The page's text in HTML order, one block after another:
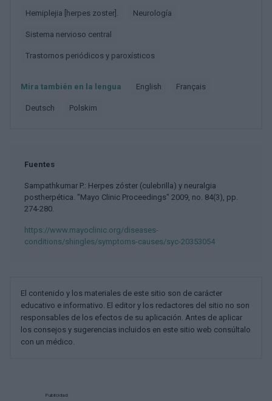
Hemiplejia [herpes zoster]. Neurología
Sistema nervioso central
Trastornos periódicos y paroxísticos
Mira también en la lengua english français
deutsch polskim
Fuentes
Sampathkumar P.: Herpes zóster (culebrilla) y neuralgia
postherpética. "Mayo Clinic Proceedings" 2009, no. 84(3), pp.
274-280.
https://www.mayoclinic.org/diseases-
conditions/shingles/symptoms-causes/syc-20353054
El contenido y los materiales de este sitio son de carácter
educativo e informativo. El editor y los redactores del sitio no son
responsables de los efectos de su aplicación. Antes de aplicar
los consejos y sugerencias incluidos en este sitio web consúltalo
con un médico.
Publicidad: